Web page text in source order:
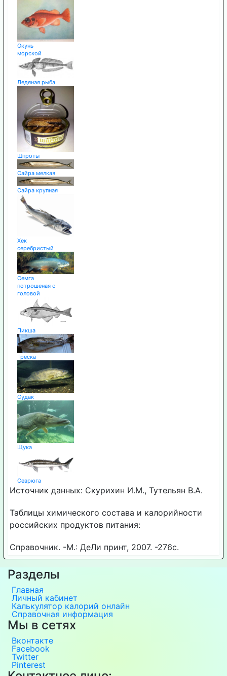
Окунь
морской
Ледяная рыба
Шпроты
Сайра мелкая
Сайра крупная
Хек
серебристый
Семга
потрошеная с
головой
Пикша
Треска
Судак
Щука
Севрюга
Источник данных: Скурихин И.М., Тутельян В.А.
Таблицы химического состава и калорийности
российских продуктов питания:
Справочник. -М.: ДеЛи принт, 2007. -276с.
Разделы
Главная
Личный кабинет
Калькулятор калорий онлайн
Справочная информация
Мы в сетях
Вконтакте
Facebook
Twitter
Pinterest